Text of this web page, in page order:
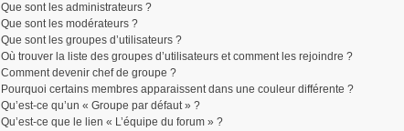
Que sont les administrateurs ?
Que sont les modérateurs ?
Que sont les groupes d’utilisateurs ?
Où trouver la liste des groupes d’utilisateurs et comment les rejoindre ?
Comment devenir chef de groupe ?
Pourquoi certains membres apparaissent dans une couleur différente ?
Qu’est-ce qu’un « Groupe par défaut » ?
Qu’est-ce que le lien « L’équipe du forum » ?